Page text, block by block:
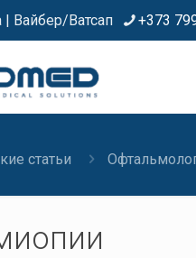
Вайбер/Ватсап +373
статьи